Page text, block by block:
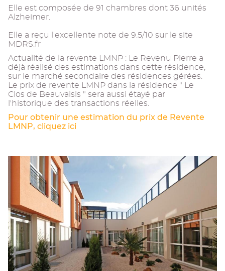
Elle est composée de 91 chambres dont 36 unités
Alzheimer.
Elle a reçu l'excellente note de 9.5/10 sur le site
MDRS.fr
Actualité de la revente LMNP : Le Revenu Pierre a
déjà réalisé des estimations dans cette résidence,
sur le marché secondaire des résidences gérées.
Le prix de revente LMNP dans la résidence " Le
Clos de Beauvaisis " sera aussi étayé par
l'historique des transactions réelles.
Pour obtenir une estimation du prix de Revente
LMNP, cliquez ici